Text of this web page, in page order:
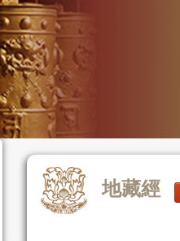
地藏經